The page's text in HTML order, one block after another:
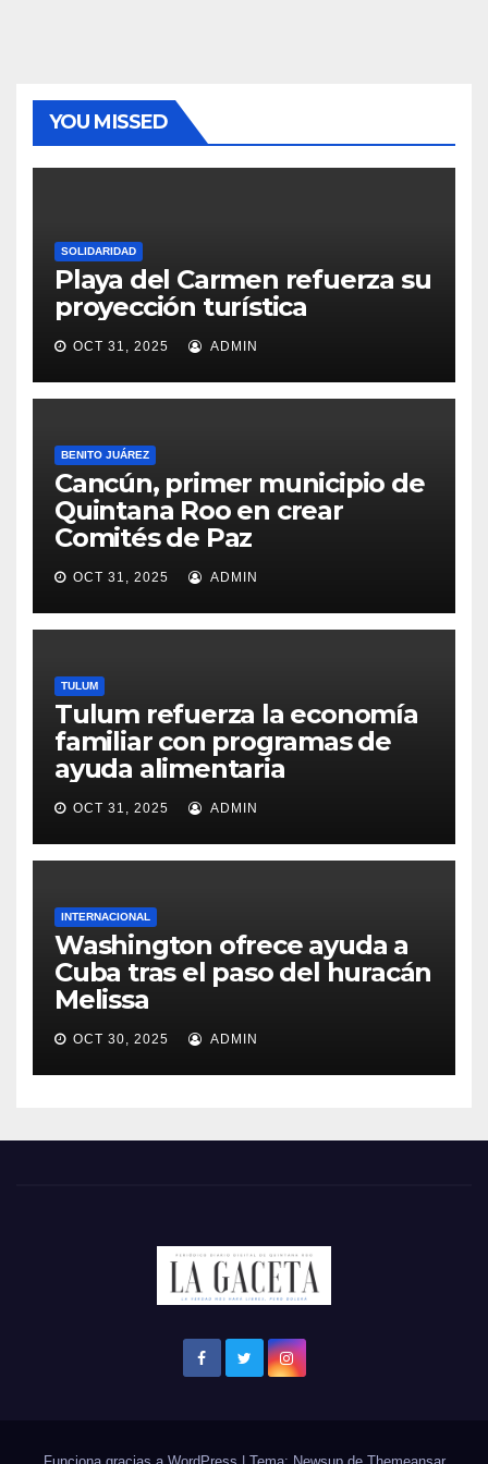
YOU MISSED
SOLIDARIDAD
Playa del Carmen refuerza su
proyección turística
OCT 31, 2025 ADMIN
BENITO JUÁREZ
Cancún, primer municipio de
Quintana Roo en crear
Comités de Paz
OCT 31, 2025 ADMIN
TULUM
Tulum refuerza la economía
familiar con programas de
ayuda alimentaria
OCT 31, 2025 ADMIN
INTERNACIONAL
Washington ofrece ayuda a
Cuba tras el paso del huracán
Melissa
OCT 30, 2025 ADMIN